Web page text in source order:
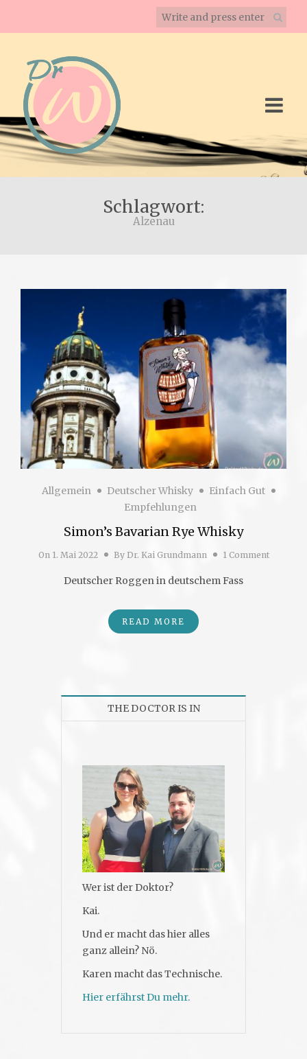
Schlagwort:
Alzenau
Allgemein Deutscher Whisky
Einfach Gut
Empfehlungen
Simon’s Bavarian Rye Whisky
On 1. Mai 2022 By Dr. Kai Grundmann 1 Comment
Deutscher Roggen in deutschem Fass
READ MORE
THE DOCTOR IS IN
Wer ist der Doktor?
Kai.
Und er macht das hier alles
ganz allein? Nö.
Karen macht das Technische.
Hier erfährst Du mehr.